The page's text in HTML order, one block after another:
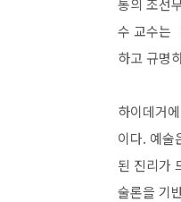
통의 조선
수 교수는
하고 규명
하이데거
이다. 예술
된 진리가
술론을 기